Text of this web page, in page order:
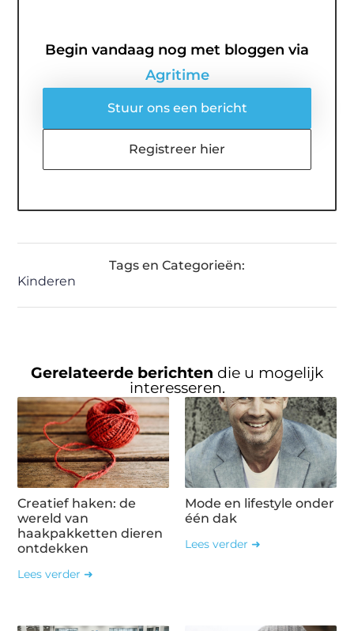
Begin vandaag nog met bloggen via
Agritime
Stuur ons een bericht
Registreer hier
Tags en Categorieën:
Kinderen
Gerelateerde berichten die u mogelijk
interesseren.
Creatief haken: de
wereld van
haakpakketten dieren
ontdekken
Lees verder ➜
Mode en lifestyle onder
één dak
Lees verder ➜